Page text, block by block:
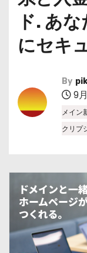
ド. あ
にセキ
By
9
メイン
クリプ